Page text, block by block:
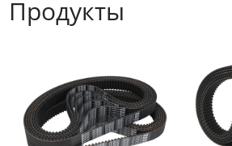
Продукты